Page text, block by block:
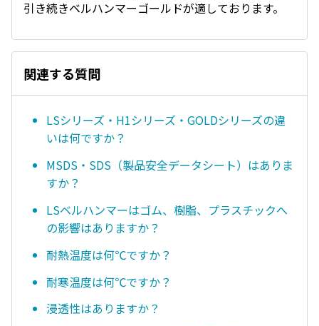
引き続きベルハンマーゴールドが適しております。
関連する質問
LSシリーズ・H1シリーズ・GOLDシリーズの違
いは何ですか？
MSDS・SDS（製品安全データシート）はありま
すか？
LSベルハンマーはゴム、樹脂、プラスチックへ
の影響はありますか？
耐熱温度は何℃ですか？
耐寒温度は何℃ですか？
浸透性はありますか？